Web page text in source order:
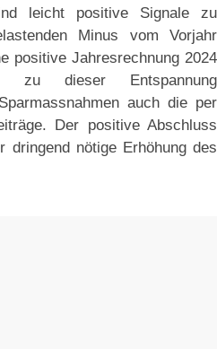
leicht positive Signale zu
Minus vom Vorjahr
positive Jahresrechnung 2024
zu dieser Entspannung
auch die per
Der positive Abschluss
dringend nötige Erhöhung des